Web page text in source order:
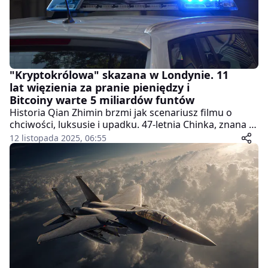
"Kryptokrólowa" skazana w Londynie. 11
lat więzienia za pranie pieniędzy i
Bitcoiny warte 5 miliardów funtów
Historia Qian Zhimin brzmi jak scenariusz filmu o
chciwości, luksusie i upadku. 47-letnia Chinka, znana w
internecie jako "Kryptokrólowa", została skazana w
Londynie na 11 lat i 8 miesięcy więzienia za pranie
pieniędzy i posiadanie kryptowalut o wartości ponad 5
miliardów funtów. Brytyjskie służby nazywają sprawę
jednym z największych przejęć Bitcoinów w historii
Wielkiej Brytanii.
12 listopada 2025, 06:55